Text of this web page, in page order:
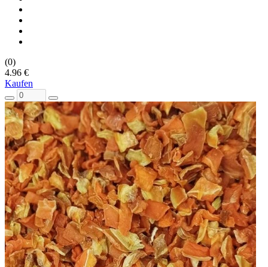
(0)
4.96 €
Kaufen